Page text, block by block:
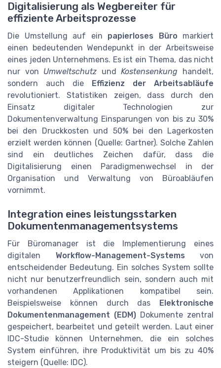
Digitalisierung als Wegbereiter für
effiziente Arbeitsprozesse
Die Umstellung auf ein papierloses Büro markiert
einen bedeutenden Wendepunkt in der Arbeitsweise
eines jeden Unternehmens. Es ist ein Thema, das nicht
nur von Umweltschutz undKostensenkung handelt,
sondern auch die Effizienz der Arbeitsabläufe
revolutioniert. Statistiken zeigen, dass durch den
Einsatz digitaler Technologien zur
Dokumentenverwaltung Einsparungen von bis zu 30%
bei den Druckkosten und 50% bei den Lagerkosten
erzielt werden können (Quelle: Gartner). Solche Zahlen
sind ein deutliches Zeichen dafür, dass die
Digitalisierung einen Paradigmenwechsel in der
Organisation und Verwaltung von Büroabläufen
vornimmt.
Integration eines leistungsstarken
Dokumentenmanagementsystems
Für Büromanager ist die Implementierung eines
digitalen Workflow-Management-Systems von
entscheidender Bedeutung. Ein solches System sollte
nicht nur benutzerfreundlich sein, sondern auch mit
vorhandenen Applikationen kompatibel sein.
Beispielsweise können durch das
Elektronische
Dokumentenmanagement (EDM) Dokumente zentral
gespeichert, bearbeitet und geteilt werden. Laut einer
IDC-Studie können Unternehmen, die ein solches
System einführen, ihre Produktivität um bis zu 40%
steigern (Quelle: IDC).